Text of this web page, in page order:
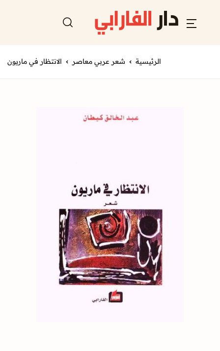
الرئيسية شعر عربي معاصر الانتظار في ماريون